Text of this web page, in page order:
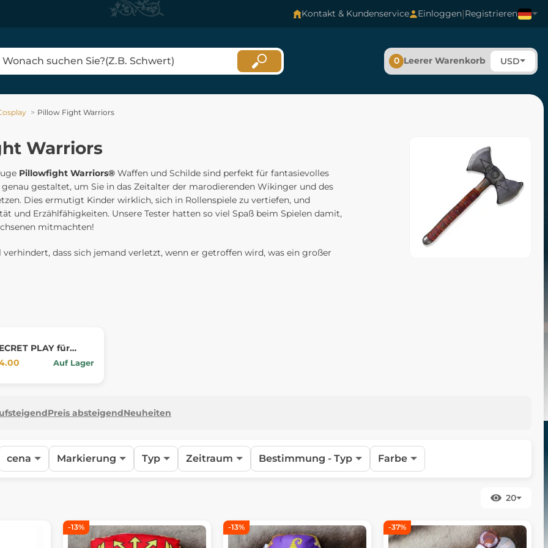
Kontakt & Kundenservice Einloggen|Registrieren
0 Leerer Warenkorb USD
Pillow Fight Warriors
Warriors
Pillowfight Warriors® Waffen und Schilde sind perfekt für fantasievolles
gestaltet, um Sie in das Zeitalter der marodierenden Wikinger und des
Dies ermutigt Kinder wirklich, sich in Rollenspiele zu vertiefen, und
und Erzählfähigkeiten. Unsere Tester hatten so viel Spaß beim Spielen damit,
mitmachten!
verhindert, dass sich jemand verletzt, wenn er getroffen wird, was ein großer
PLAY für
für das
Auf Lager
Preis absteigendNeuheiten
cena Markierung Typ Zeitraum Bestimmung - Typ Farbe
20
-13% -13% -37%